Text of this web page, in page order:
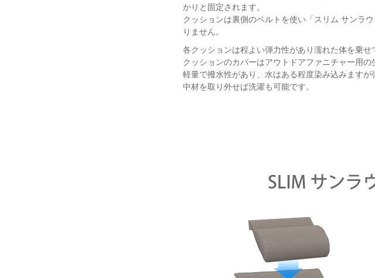
かりと固定されます。
クッションは裏側のベルトを使い「スリム サンラ
りません。
各クッションは程よい弾力性があり濡れた体を乗せ
クッションのカバーはアウトドアファニチャー用の
軽量で撥水性があり、水はある程度染み込みますが
中材を取り外せば洗濯も可能です。